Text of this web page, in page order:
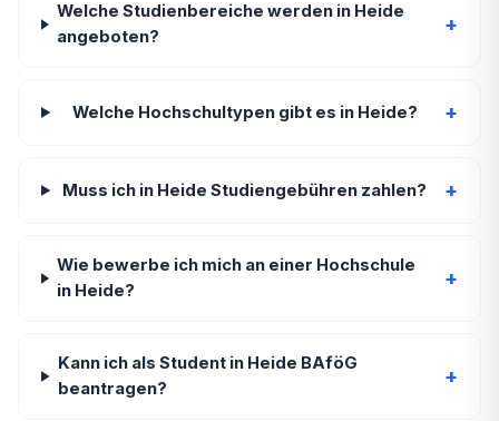
Welche Studienbereiche werden in Heide
angeboten?
+
Welche Hochschultypen gibt es in Heide? +
Muss ich in Heide Studiengebühren zahlen? +
Wie bewerbe ich mich an einer Hochschule
in Heide?
+
Kann ich als Student in Heide BAföG
beantragen?
+